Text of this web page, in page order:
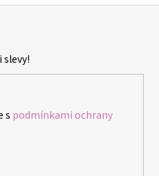
slevy!
s podmínkami ochrany